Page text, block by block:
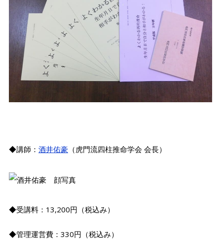
◆講師： 酒井佑豪 （虎門流四柱推命学会 会長）
◆受講料：13,200円（税込み）
◆管理運営費：330円（税込み）